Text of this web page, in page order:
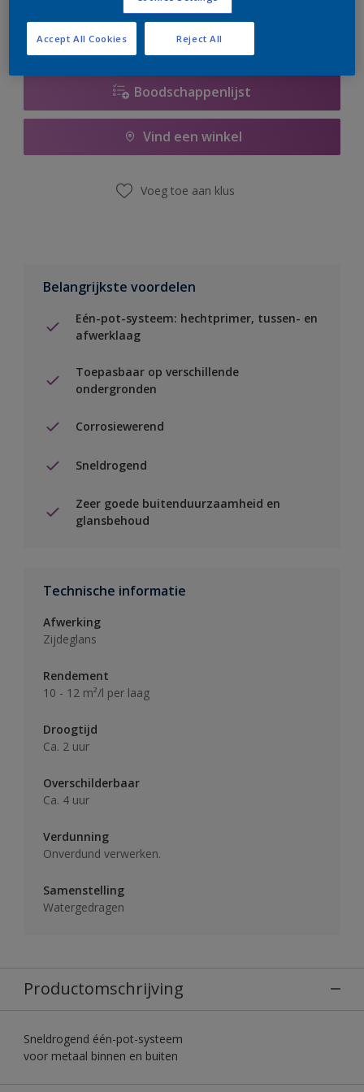
Boodschappenlijst
Vind een winkel
Voeg toe aan klus
Belangrijkste voordelen
Eén-pot-systeem: hechtprimer, tussen- en
afwerklaag
Toepasbaar op verschillende
ondergronden
Corrosiewerend
Sneldrogend
Zeer goede buitenduurzaamheid en
glansbehoud
Technische informatie
Afwerking
Zijdeglans
Rendement
10 - 12 m²/l per laag
Droogtijd
Ca. 2 uur
Overschilderbaar
Ca. 4 uur
Verdunning
Onverdund verwerken.
Samenstelling
Watergedragen
Productomschrijving
Sneldrogend één-pot-systeem
voor metaal binnen en buiten
Reject All
Accept All Cookies